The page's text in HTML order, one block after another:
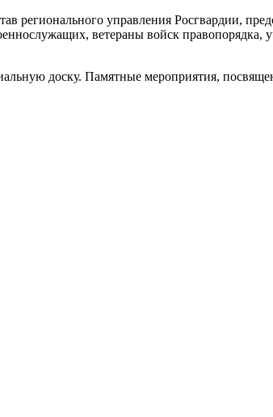
регионального управления Росгвардии,
ветераны войск правопорядка,
доску. Памятные мероприятия,